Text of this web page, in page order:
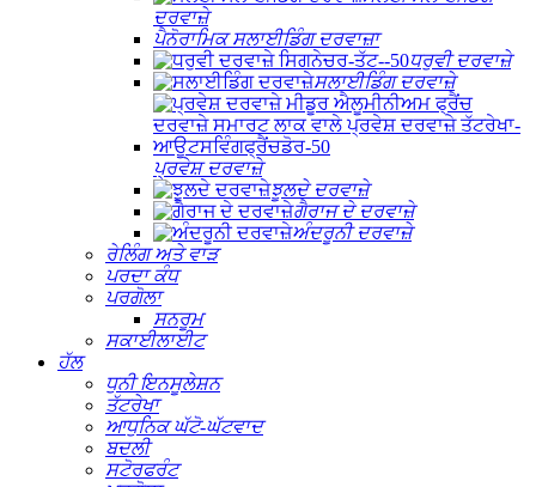
ਦਰਵਾਜ਼ੇ
ਪੈਨੋਰਾਮਿਕ ਸਲਾਈਡਿੰਗ ਦਰਵਾਜ਼ਾ
ਧਰੁਵੀ ਦਰਵਾਜ਼ੇ
ਸਲਾਈਡਿੰਗ ਦਰਵਾਜ਼ੇ
ਪ੍ਰਵੇਸ਼ ਦਰਵਾਜ਼ੇ
ਝੂਲਦੇ ਦਰਵਾਜ਼ੇ
ਗੈਰਾਜ ਦੇ ਦਰਵਾਜ਼ੇ
ਅੰਦਰੂਨੀ ਦਰਵਾਜ਼ੇ
ਰੇਲਿੰਗ ਅਤੇ ਵਾੜ
ਪਰਦਾ ਕੰਧ
ਪਰਗੋਲਾ
ਸਨਰੂਮ
ਸਕਾਈਲਾਈਟ
ਹੱਲ
ਧੁਨੀ ਇਨਸੂਲੇਸ਼ਨ
ਤੱਟਰੇਖਾ
ਆਧੁਨਿਕ ਘੱਟੋ-ਘੱਟਵਾਦ
ਬਦਲੀ
ਸਟੋਰਫਰੰਟ